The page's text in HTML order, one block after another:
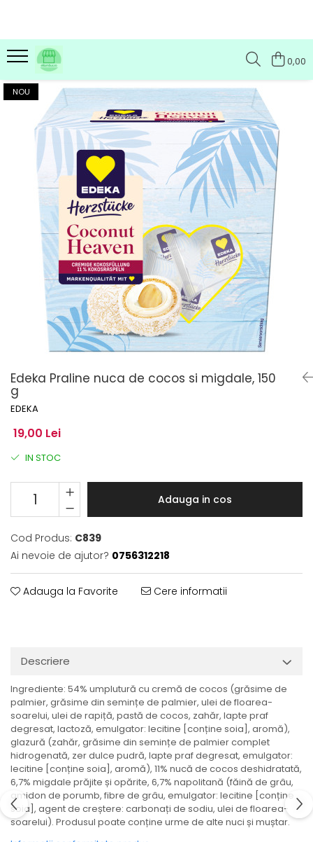
0,00
Edeka Praline nuca de cocos si migdale, 150
g
EDEKA
NOU
19,00 Lei
IN STOC
Adauga in cos
Cod Produs: C839
Ai nevoie de ajutor? 0756312218
Adauga la Favorite Cere informatii
Descriere
Ingrediente: 54% umplutură cu cremă de cocos (grăsime de
palmier, grăsime din semințe de palmier, ulei de floarea-
soarelui, ulei de rapiță, pastă de cocos, zahăr, lapte praf
degresat, lactoză, emulgator: lecitine [conține soia], aromă),
glazură (zahăr, grăsime din semințe de palmier complet
hidrogenată, zer dulce pudră, lapte praf degresat, emulgator:
lecitine [conține soia], aromă), 11% nucă de cocos deshidratată,
6,7% migdale prăjite și opărite, 6,7% napolitană (făină de grâu,
amidon de porumb, fibre de grâu, emulgator: lecitine [conține
soia], agent de creștere: carbonați de sodiu, ulei de floarea-
soarelui). Produsul poate conține urme de alte nuci și muștar.